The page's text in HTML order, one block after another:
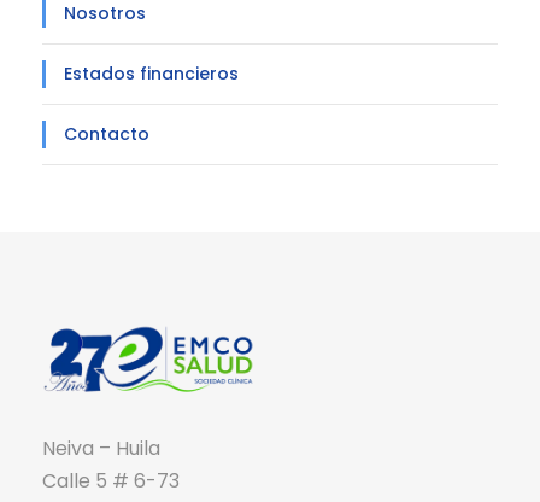
Nosotros
Estados financieros
Contacto
Neiva – Huila
Calle 5 # 6-73